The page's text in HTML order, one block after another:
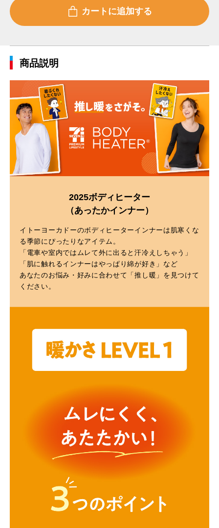
商品説明
2025ボディヒーター
（あったかインナー）
イトーヨーカドーのボディヒーターインナーは肌寒くな
る季節にぴったりなアイテム。
「電車や室内ではムレて外に出ると汗冷えしちゃう」
「肌に触れるインナーはやっぱり綿が好き」など
あなたのお悩み・好みに合わせて「推し暖」を見つけて
ください。